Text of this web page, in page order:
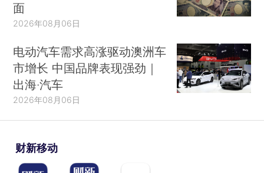
面
2026年08月06日
电动汽车需求高涨驱动澳洲车
市增长 中国品牌表现强劲｜
出海·汽车
2026年08月06日
财新移动